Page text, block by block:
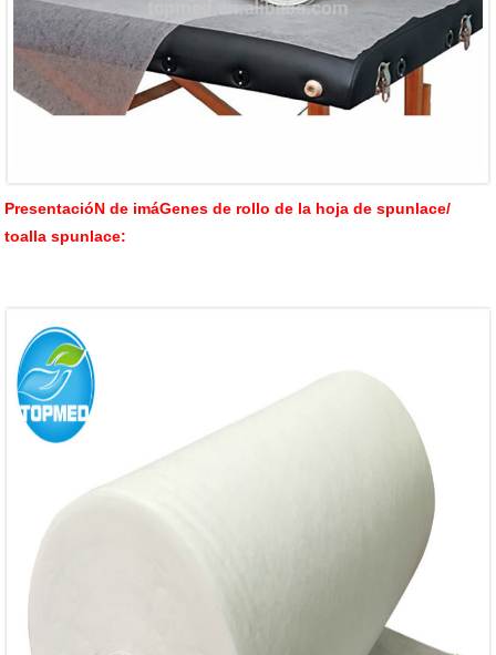
PresentacióN de imáGenes de rollo de la hoja de spunlace/
toalla spunlace: